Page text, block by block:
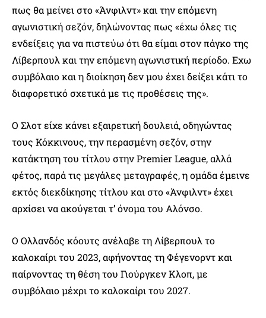
πως θα μείνει στο «Άνφιλντ» και την επόμενη
αγωνιστική σεζόν, δηλώνοντας πως «έχω όλες τις
ενδείξεις για να πιστεύω ότι θα είμαι στον πάγκο της
Λίβερπουλ και την επόμενη αγωνιστική περίοδο. Εχω
συμβόλαιο και η διοίκηση δεν μου έχει δείξει κάτι το
διαφορετικό σχετικά με τις προθέσεις της».
Ο Σλοτ είχε κάνει εξαιρετική δουλειά, οδηγώντας
τους Κόκκινους, την περασμένη σεζόν, στην
κατάκτηση του τίτλου στην Premier League, αλλά
φέτος, παρά τις μεγάλες μεταγραφές, η ομάδα έμεινε
εκτός διεκδίκησης τίτλου και στο «Άνφιλντ» έχει
αρχίσει να ακούγεται τ’ όνομα του Αλόνσο.
Ο Ολλανδός κόουτς ανέλαβε τη Λίβερπουλ το
καλοκαίρι του 2023, αφήνοντας τη Φέγενορντ και
παίρνοντας τη θέση του Γιούργκεν Κλοπ, με
συμβόλαιο μέχρι το καλοκαίρι του 2027.